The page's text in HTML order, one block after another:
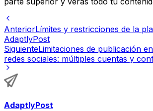
AnteriorLímites y restricciones de la
AdaptlyPost
SiguienteLimitaciones de publicación
redes sociales: múltiples cuentas y
AdaptlyPost